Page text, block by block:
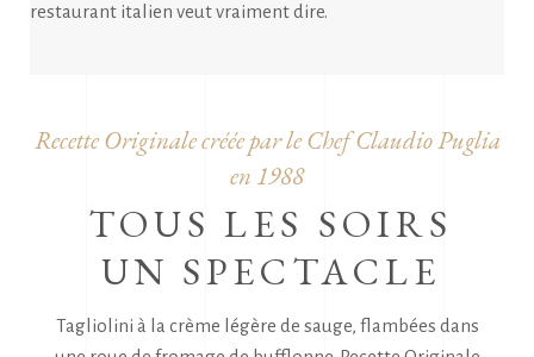
restaurant italien veut vraiment dire.
Recette Originale créée par le Chef Claudio Puglia
en 1988
TOUS LES SOIRS
UN SPECTACLE
Tagliolini à la crème légère de sauge, flambées dans